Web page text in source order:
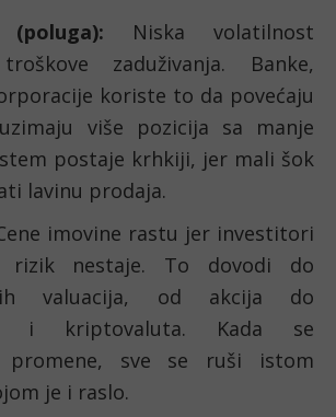
(poluga): Niska volatilnost
zaduživanja. Banke,
koriste to da povećaju
više pozicija sa manje
postaje krhkiji, jer mali šok
lavinu prodaja.
imovine rastu jer investitori
rizik nestaje. To dovodi do
valuacija, od akcija do
i kriptovaluta. Kada se
promene, sve se ruši istom
je i raslo.